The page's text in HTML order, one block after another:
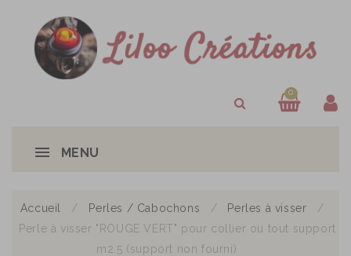
0
MENU
Accueil Perles / Cabochons
Perles à visser
Perle à visser "ROUGE VERT" pour collier ou tout support
m2.5 (support non fourni)